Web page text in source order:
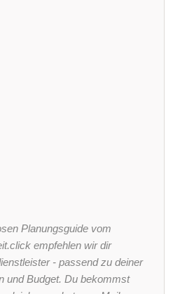
Planungsguide vom
empfehlen wir dir
- passend zu deiner
und Budget. Du bekommst